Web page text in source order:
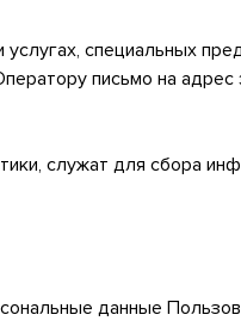
специальных
письмо на
служат для сбора
данные